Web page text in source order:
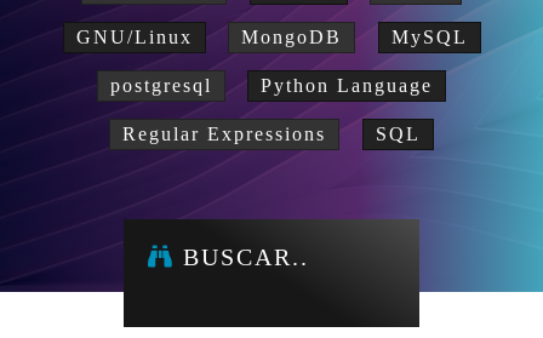
GNU/Linux MongoDB MySQL
postgresql Python Language
Regular Expressions SQL
BUSCAR..